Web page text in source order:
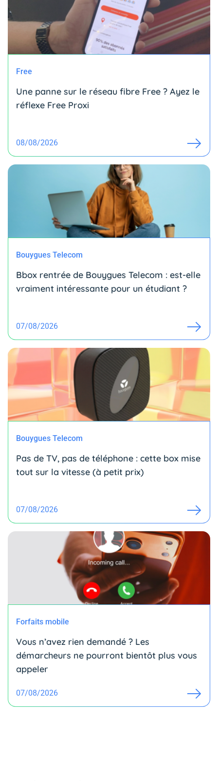
Free
Une panne sur le réseau fibre Free ? Ayez le
réflexe Free Proxi
08/08/2026
Bouygues Telecom
Bbox rentrée de Bouygues Telecom : est-elle
vraiment intéressante pour un étudiant ?
07/08/2026
Bouygues Telecom
Pas de TV, pas de téléphone : cette box mise
tout sur la vitesse (à petit prix)
07/08/2026
Forfaits mobile
Vous n’avez rien demandé ? Les
démarcheurs ne pourront bientôt plus vous
appeler
07/08/2026